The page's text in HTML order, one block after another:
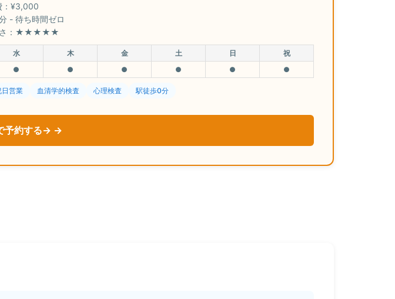
：¥3,000
- 待ち時間ゼロ
さ：★★★★★
水 木 金 土 日
祝
● ● ● ● ● ●
日営業 血清学的検査 心理検査 駅徒歩0分
予約する→